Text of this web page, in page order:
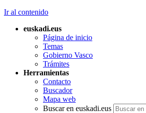
Ir al contenido
euskadi.eus
Página de inicio
Temas
Gobierno Vasco
Trámites
Herramientas
Contacto
Buscador
Mapa web
Buscar en euskadi.eus